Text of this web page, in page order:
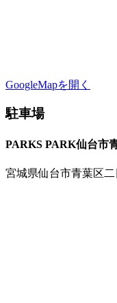
GoogleMapを開く
駐車場
PARKS PARK仙台市
宮城県仙台市青葉区二